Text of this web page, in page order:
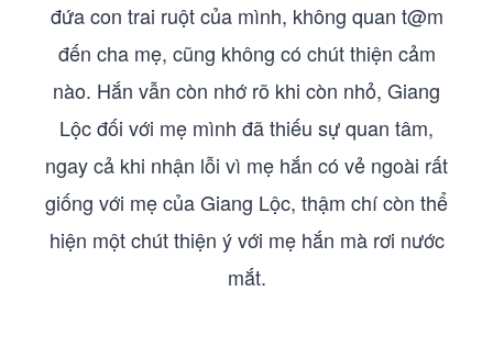
đứa con trai ruột của mình, không quan t@m
đến cha mẹ, cũng không có chút thiện cảm
nào. Hắn vẫn còn nhớ rõ khi còn nhỏ, Giang
Lộc đối với mẹ mình đã thiếu sự quan tâm,
ngay cả khi nhận lỗi vì mẹ hắn có vẻ ngoài rất
giống với mẹ của Giang Lộc, thậm chí còn thể
hiện một chút thiện ý với mẹ hắn mà rơi nước
mắt.